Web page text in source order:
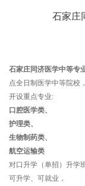
石家庄
石家庄同济医学中等专
点全日制医学中等院校
开设重点专业:
口腔医学类、
护理类、
生物制药类、
航空运输类
对口升学（单招）升学
可升学、可就业，